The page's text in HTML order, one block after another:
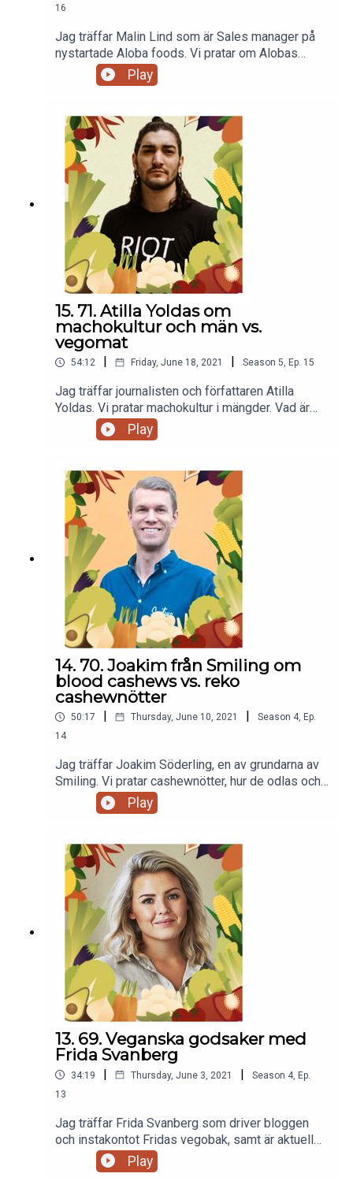
16
Jag träffar Malin Lind som är Sales manager på
nystartade Aloba foods. Vi pratar om Alobas
satsning på nordiska råvaror, svenska
proteinkällor som ärta istället för soja och
göra det enkelt för konsumenteten att göra bra val
utan att lägga ansvaret på dem och att Aloba
foods drömmer om en framtid där vegansk mat är
lika självklart till vardag som till fest!
Play
15. 71. Atilla Yoldas om
machokultur och män vs.
vegomat
54:12 Friday, June 18, 2021 Season 5, Ep. 15
Jag träffar journalisten och författaren Atilla
Yoldas. Vi pratar machokultur i mängder. Vad är
egentligen manligt? Varför machoideal så
skadliga och vad är det egentligen med män och
representation. Inte bara att den görs, men att den
görs på rätt sätt.
Play
14. 70. Joakim från Smiling om
blood cashews vs. reko
cashewnötter
50:17 Thursday, June 10, 2021 Season 4, Ep.
14
Jag träffar Joakim Söderling, en av grundarna av
Smiling. Vi pratar cashewnötter, hur de odlas och
förädlas, den smutscashewindustrin men också
hur de jobbar för att skapa jobb i Västafrika med
Superintressant avsnitt!
Play
13. 69. Veganska godsaker med
Frida Svanberg
34:19 | Thursday, June 3, 2021 | Season 4, Ep.
13
Jag träffar Frida Svanberg som driver bloggen
och instakontot Fridas vegobak, samt är aktuell
med boken Veganska godsaker.Vi pratar om hur
bakandet blev räddningen för henne när hon var
Play